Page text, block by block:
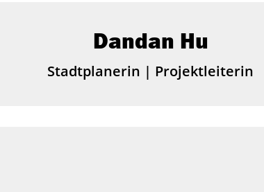
Dandan Hu
Stadtplanerin | Projektleiterin